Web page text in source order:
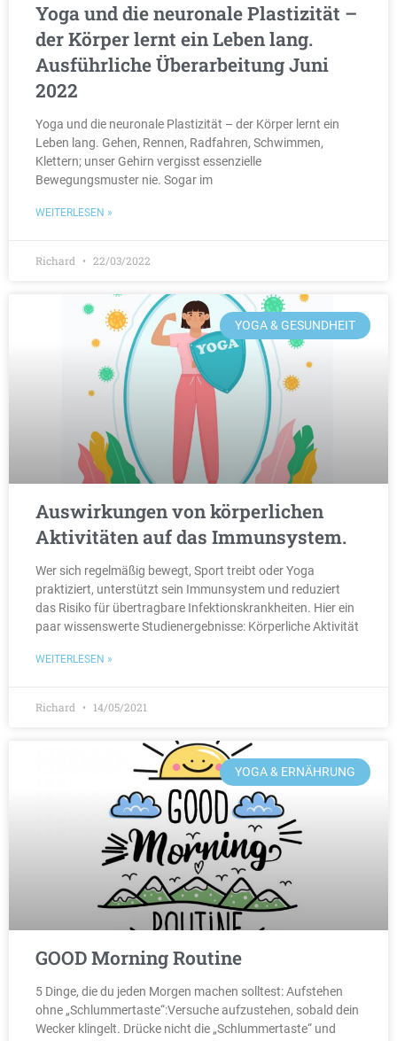
Yoga und die neuronale Plastizität –
der Körper lernt ein Leben lang.
Ausführliche Überarbeitung Juni
2022
Yoga und die neuronale Plastizität – der Körper lernt ein
Leben lang. Gehen, Rennen, Radfahren, Schwimmen,
Klettern; unser Gehirn vergisst essenzielle
Bewegungsmuster nie. Sogar im
WEITERLESEN »
Richard 22/03/2022
YOGA & GESUNDHEIT
Auswirkungen von körperlichen
Aktivitäten auf das Immunsystem.
Wer sich regelmäßig bewegt, Sport treibt oder Yoga
praktiziert, unterstützt sein Immunsystem und reduziert
das Risiko für übertragbare Infektionskrankheiten. Hier ein
paar wissenswerte Studienergebnisse: Körperliche Aktivität
WEITERLESEN »
Richard 14/05/2021
YOGA & ERNÄHRUNG
GOOD Morning Routine
5 Dinge, die du jeden Morgen machen solltest: Aufstehen
ohne „Schlummertaste“:Versuche aufzustehen, sobald dein
Wecker klingelt. Drücke nicht die „Schlummertaste“ und